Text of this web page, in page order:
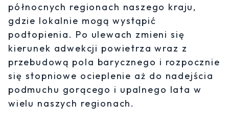
północnych regionach naszego kraju,
gdzie lokalnie mogą wystąpić
podtopienia. Po ulewach zmieni się
kierunek adwekcji powietrza wraz z
przebudową pola barycznego i rozpocznie
się stopniowe ocieplenie aż do nadejścia
podmuchu gorącego i upalnego lata w
wielu naszych regionach.